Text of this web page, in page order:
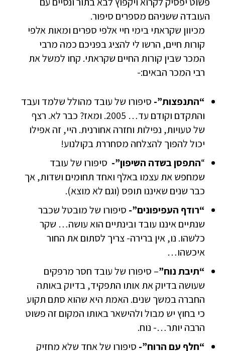
העובדה ששניהם מספרים סיפור.
מכיוון שקראתי בימי חיי אלפי ספרים ומאות אלפי
קורות חיים, הרשו לי להציג בפניכם כמה מרבי
המכר שבין קורות החיים שקראתי. קחו למשל את
רבי המכר הבאים:-
“התנפצות”- סיפורו של עובד מהולל שלמד ועבד
והתקדם וקודם עד… 2005. ומאז? כבר לא. רצף
של טעויות, נפילות וחזרה אחורנית. היי, זה אפילו
יכול להפוך להצלחה מסחררת בקולנוע!
“התפסן בשדה השיפון”- סיפורו של עובד
שמחפש את עצמו באלף ואחד תחומים ושדות, אך
כבר שנים שאיננו תופס (וגם לא מוצא).
“רודף העפיפונים”- סיפורו של מובטל שכבר
שנתיים איננו עובד ובינתיים הוא עושה… שקר
כלשהו. נו, אין ברירה- צריך לסתום את החור
איכשהו…
“תיבת נוח”– סיפורו של עובד חסר מרפקים
שעושה בדיוק את אותו התפקיד, בדיוק באותה
החברה במשך שנים. האמת היא שהוא סתם תקוע
כי בחוץ יש מבול ולהישאר באותו המקום זה פשוט
הרבה יותר…- נוח.
“חלף עם הרוח”- סיפורו של אחד שלא מחזיק